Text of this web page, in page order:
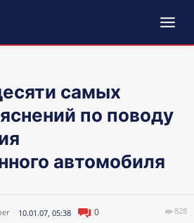
самых
по поводу
автомобиля
10.01.07, 05:38 0 828